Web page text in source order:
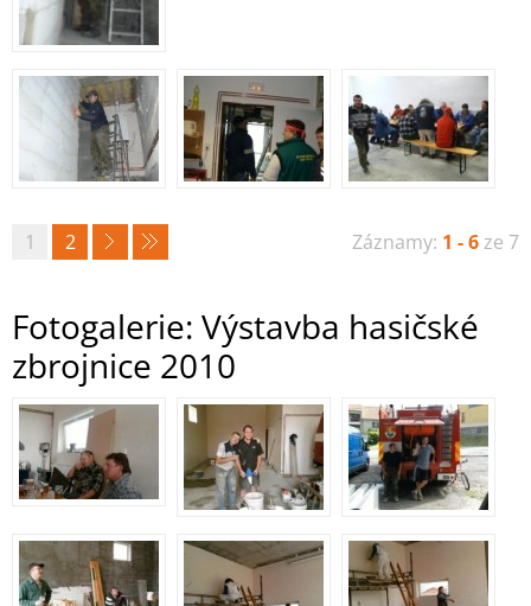
Záznamy: 1 - 6ze 7
1 2
Fotogalerie: Výstavba hasičské
zbrojnice 2010